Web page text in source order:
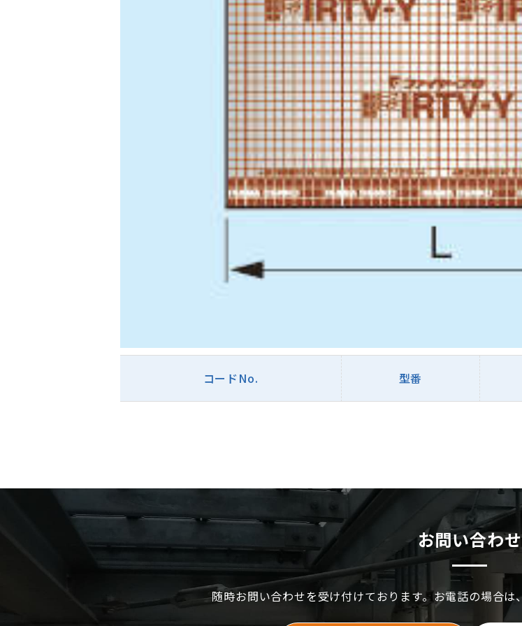
コードNo. 型番
お問い合わせ
随時お問い合わせを受け付けております。お電話の場合は